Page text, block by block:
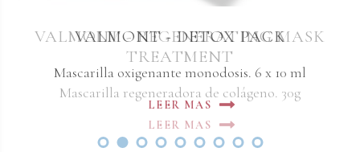
VALMONT - DETOX PACK
Mascarilla oxigenante monodosis. 6 x 10 ml
LEER MAS
VALMONT - REGENERATING MASK
TREATMENT
Mascarilla regeneradora de colágeno. 30g
LEER MAS